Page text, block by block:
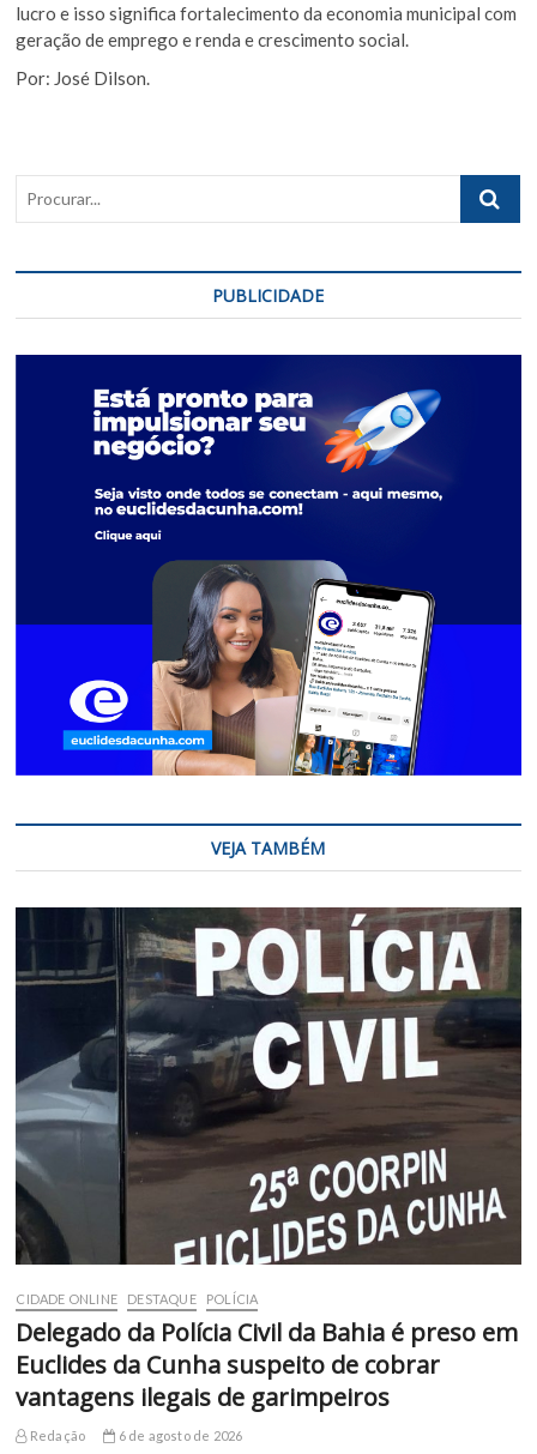
lucro e isso significa fortalecimento da economia municipal com
geração de emprego e renda e crescimento social.
Por: José Dilson.
PUBLICIDADE
VEJA TAMBÉM
CIDADE ONLINE DESTAQUE POLÍCIA
Delegado da Polícia Civil da Bahia é preso em
Euclides da Cunha suspeito de cobrar
vantagens ilegais de garimpeiros
Redação 6 de agosto de 2026